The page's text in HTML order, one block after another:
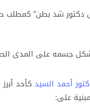
شد بطن” كمطلب
جسمه على المدى
أحمد السيد كأحد
على: